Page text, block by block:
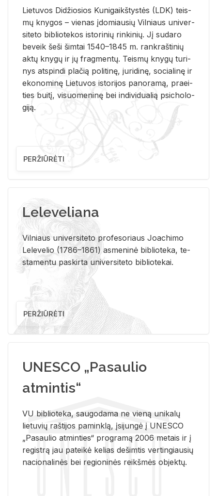
Lie­tu­vos Di­džio­sios Ku­ni­gaikš­tys­tės (LDK) teis­
mų kny­gos – vie­nas įdo­miau­sių Vil­niaus uni­ver­
si­te­to bi­b­lio­te­kos is­to­ri­nių rin­ki­nių. Jį su­da­ro
be­veik šeši šim­tai 1540–1845 m. rank­raš­ti­nių
aktų kny­gų ir jų frag­men­tų. Teis­mų kny­gų tu­ri­
nys at­spin­di pla­čią po­li­ti­nę, ju­ri­di­nę, so­cia­li­nę ir
eko­no­mi­nę Lie­tu­vos is­to­ri­jos pa­no­ra­mą, pra­ei­
ties bui­tį, vi­suo­me­ni­nę bei in­di­vi­dua­lią psi­cho­lo­
gi­ją.
PERŽIŪRĖTI
Leleveliana
Vil­niaus uni­ver­si­te­to pro­fe­so­riaus Jo­a­chi­mo
Le­le­ve­lio (1786–1861) as­me­ni­nė bi­b­lio­te­ka, te­
sta­men­tu pa­skir­ta uni­ver­si­te­to bi­b­lio­te­kai.
PERŽIŪRĖTI
UNESCO „Pasaulio
atmintis“
VU biblioteka, saugodama ne vieną unikalų
lietuvių raštijos paminklą, įsijungė į UNESCO
„Pasaulio atminties“ programą 2006 metais ir į
registrą jau pateikė kelias dešimtis vertingiausių
nacionalinės bei regioninės reikšmės objektų.